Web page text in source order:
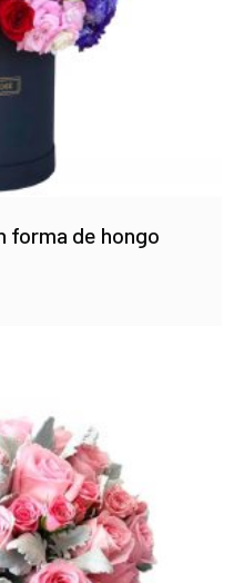
forma de hongo